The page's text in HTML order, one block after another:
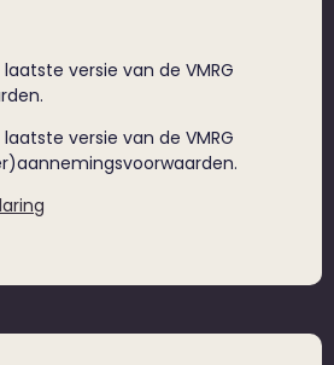
versie van de VMRG
versie van de VMRG